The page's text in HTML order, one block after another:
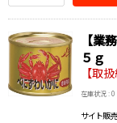
【業
５ｇ
【取
在庫状況 : 0
サイト販